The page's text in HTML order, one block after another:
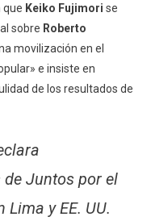
que Keiko Fujimori se
sobre Roberto
movilización en el
e insiste en
de los resultados de
Juntos por el
y EE. UU.